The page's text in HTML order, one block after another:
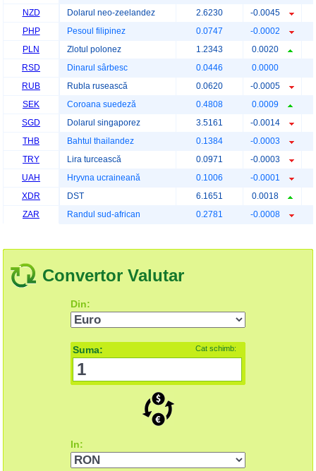
NZD
Dolarul neo-zeelandez 2.6230 -0.0045
PHP
Pesoul filipinez 0.0747 -0.0002
PLN
Zlotul polonez 1.2343 0.0020
RSD
Dinarul sârbesc 0.0446 0.0000
RUB
Rubla rusească 0.0620 -0.0005
SEK
Coroana suedeză 0.4808 0.0009
SGD
Dolarul singaporez 3.5161 -0.0014
THB
Bahtul thailandez 0.1384 -0.0003
TRY
Lira turcească 0.0971 -0.0003
UAH
Hryvna ucraineană 0.1006 -0.0001
XDR
DST 6.1651 0.0018
ZAR
Randul sud-african 0.2781 -0.0008
Convertor Valutar
Din:
Suma: Cat schimb:
In: